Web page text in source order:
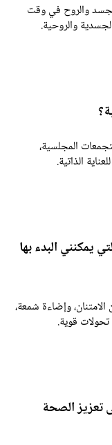
والروح في وقت
والروحية.
المجلسية،
الذاتية.
البدء بها
وإضاءة شمعة،
قوية.
الصحة